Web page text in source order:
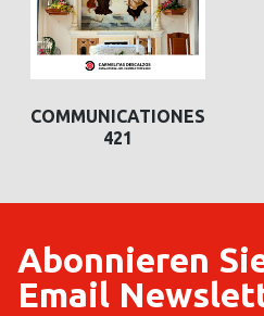
COMMUNICATIONES
421
Abonnieren
Email